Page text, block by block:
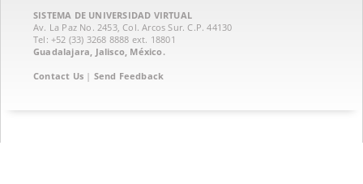
SISTEMA DE UNIVERSIDAD VIRTUAL
Av. La Paz No. 2453, Col. Arcos Sur. C.P. 44130
Tel: +52 (33) 3268 8888‏ ext. 18801
Guadalajara, Jalisco, México.
Contact Us | Send Feedback